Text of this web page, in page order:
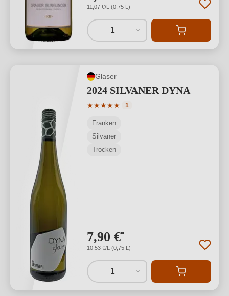
11,07 €/L (0,75 L)
1
Glaser
2024 SILVANER DYNA
★★★★★
Durchschnittliche Bewertung von 5
1
Franken
Silvaner
Trocken
7,90 €*
10,53 €/L (0,75 L)
1